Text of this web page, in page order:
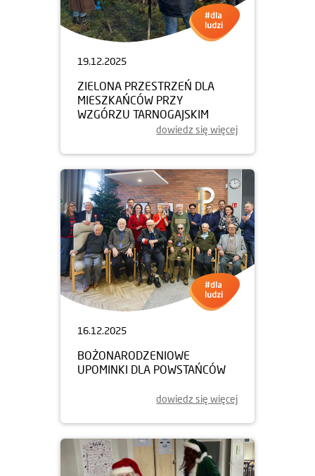
19.12.2025
ZIELONA PRZESTRZEŃ DLA
MIESZKAŃCÓW PRZY
WZGÓRZU TARNOGAJSKIM
dowiedz się więcej
16.12.2025
BOŻONARODZENIOWE
UPOMINKI DLA POWSTAŃCÓW
dowiedz się więcej